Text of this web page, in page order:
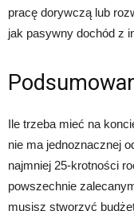
pracę dorywczą lub
jak pasywny dochód z
Ile trzeba mieć na
nie ma jednoznacznej
najmniej 25-krotności
powszechnie
musisz stworzyć